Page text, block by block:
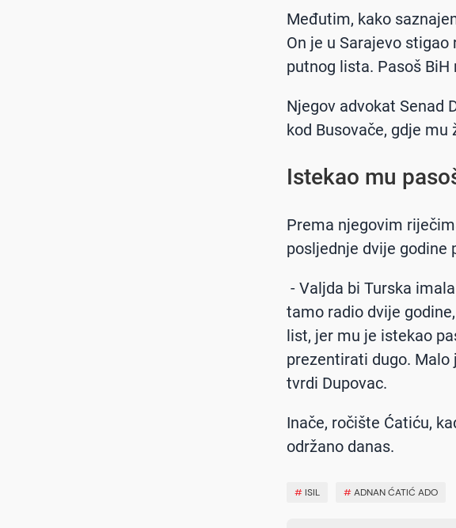
Međutim, kako
On je u Sarajevo
putnog lista. Pasoš
Njegov advokat Senad
kod Busovače, gdje
Istekao mu
Prema njegovim
posljednje dvije godine
- Valjda bi Turska
tamo radio dvije
list, jer mu je istekao
prezentirati dugo.
tvrdi Dupovac.
Inače, ročište Ćatiću,
održano danas.
# ISIL #ADNAN ĆATIĆ ADO